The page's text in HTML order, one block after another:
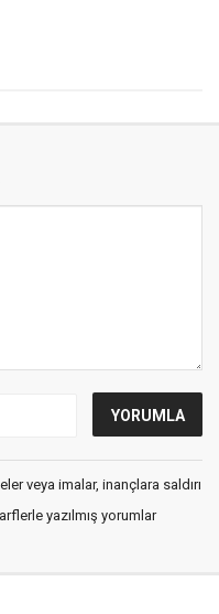
veya imalar, inançlara saldırı
yazılmış yorumlar